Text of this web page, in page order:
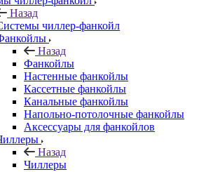
Назад
чиллер-фанкойл
Назад
Фанкойлы
Настенные фанкойлы
Кассетные фанкойлы
Канальные фанкойлы
Напольно-потолочные фанкойлы
Аксессуары для фанкойлов
Назад
Чиллеры